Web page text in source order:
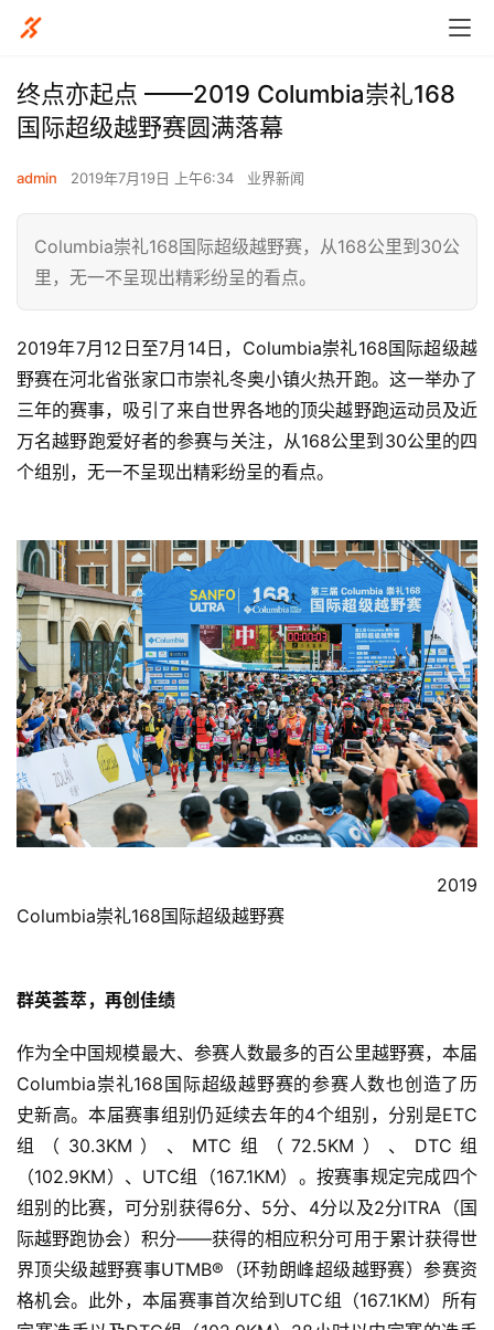
终点亦起点 ——2019 Columbia崇礼168
国际超级越野赛圆满落幕
admin 2019年7月19日 上午6:34 业界新闻
Columbia崇礼168国际超级越野赛，从168公里到30公
里，无一不呈现出精彩纷呈的看点。
2019年7月12日至7月14日，Columbia崇礼168国际超级越
野赛在河北省张家口市崇礼冬奥小镇火热开跑。这一举办了
三年的赛事，吸引了来自世界各地的顶尖越野跑运动员及近
万名越野跑爱好者的参赛与关注，从168公里到30公里的四
个组别，无一不呈现出精彩纷呈的看点。
2019
Columbia崇礼168国际超级越野赛
群英荟萃，再创佳绩
作为全中国规模最大、参赛人数最多的百公里越野赛，本届
Columbia崇礼168国际超级越野赛的参赛人数也创造了历
史新高。本届赛事组别仍延续去年的4个组别，分别是ETC
组（30.3KM）、MTC组（72.5KM）、DTC组
（102.9KM）、UTC组（167.1KM）。按赛事规定完成四个
组别的比赛，可分别获得6分、5分、4分以及2分ITRA（国
际越野跑协会）积分——获得的相应积分可用于累计获得世
界顶尖级越野赛事UTMB®️（环勃朗峰超级越野赛）参赛资
格机会。此外，本届赛事首次给到UTC组（167.1KM）所有